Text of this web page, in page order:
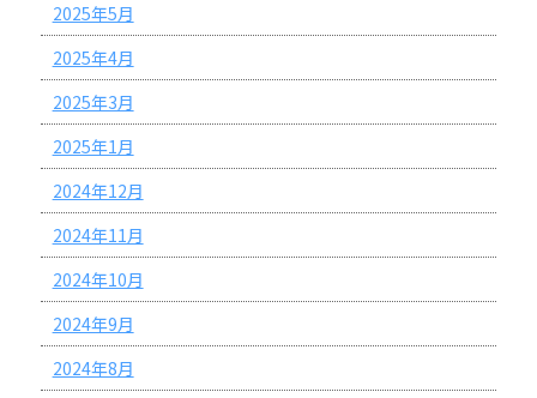
2025年5月
2025年4月
2025年3月
2025年1月
2024年12月
2024年11月
2024年10月
2024年9月
2024年8月